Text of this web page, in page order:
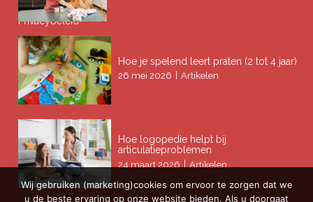
Privacybeleid
Hoe je spelend leert praten (2 tot 4 jaar)
26 mei 2026 Artikelen
Hoe logopedie helpt bij
articulatieproblemen
24 maart 2026 Artikelen
Wij gebruiken (marketing)cookies om ervoor te zorgen dat we
u de beste ervaring op onze website bieden. Als u doorgaat